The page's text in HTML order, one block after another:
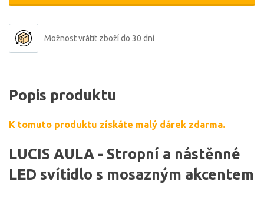
Možnost vrátit zboží do 30 dní
Popis produktu
K tomuto produktu získáte malý dárek zdarma.
LUCIS AULA - Stropní a nástěnné
LED svítidlo s mosazným akcentem